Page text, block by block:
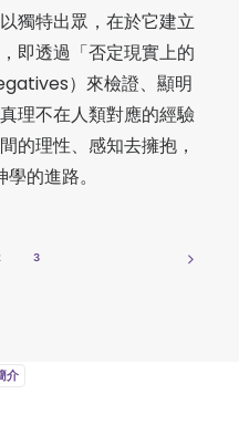
獨特出眾，在於它建立
即透過「否定現實上的
）來檢證、顯明
理不在人類對應的經驗
的理性、感知去擁抱，
的進路。
3
介